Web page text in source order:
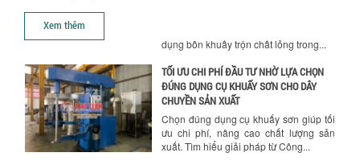
Hướng dẫn thanh toán mua hàng
Xem thêm
dụng bồn khuấy trộn chất lỏng trong...
TỐI ƯU CHI PHÍ ĐẦU TƯ NHỜ LỰA CHỌN
ĐÚNG DỤNG CỤ KHUẤY SƠN CHO DÂY
CHUYỀN SẢN XUẤT
Chọn đúng dụng cụ khuấy sơn giúp tối
ưu chi phí, nâng cao chất lượng sản
xuất. Tìm hiểu giải pháp từ Công...